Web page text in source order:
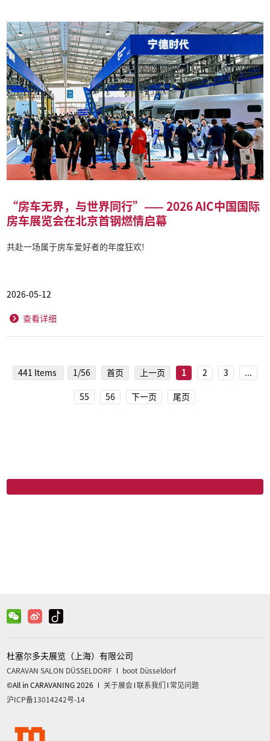
“房车无界，与世界同行”—— 2026 AIC中国国际
房车展览会在北京首钢燃情启幕
共赴一场属于房车爱好者的年度狂欢!
2026-05-12
查看详细
441 Items 1/56 首页 上一页 1 2 3
55 56 下一页 尾页
杜塞尔多夫展览（上海）有限公司
CARAVAN SALON DÜSSELDORF
boot Düsseldorf
©All in CARAVANING 2026
关于展会 联系我们
常见问题
沪ICP备13014242号-14